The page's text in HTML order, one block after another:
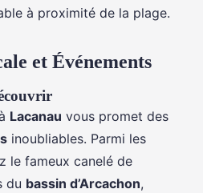
à proximité de la plage.
et Événements
Lacanau vous promet des
inoubliables. Parmi les
le fameux canelé de
du bassin d’Arcachon,